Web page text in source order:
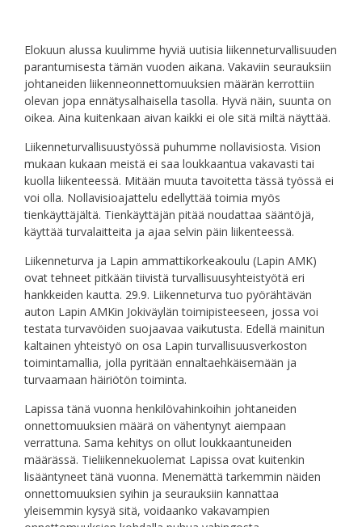
Elokuun alussa kuulimme hyviä uutisia liikenneturvallisuuden
parantumisesta tämän vuoden aikana. Vakaviin seurauksiin
johtaneiden liikenneonnettomuuksien määrän kerrottiin
olevan jopa ennätysalhaisella tasolla. Hyvä näin, suunta on
oikea. Aina kuitenkaan aivan kaikki ei ole sitä miltä näyttää.
Liikenneturvallisuustyössä puhumme nollavisiosta. Vision
mukaan kukaan meistä ei saa loukkaantua vakavasti tai
kuolla liikenteessä. Mitään muuta tavoitetta tässä työssä ei
voi olla. Nollavisioajattelu edellyttää toimia myös
tienkäyttäjältä. Tienkäyttäjän pitää noudattaa sääntöjä,
käyttää turvalaitteita ja ajaa selvin päin liikenteessä.
Liikenneturva ja Lapin ammattikorkeakoulu (Lapin AMK)
ovat tehneet pitkään tiivistä turvallisuusyhteistyötä eri
hankkeiden kautta. 29.9. Liikenneturva tuo pyörähtävän
auton Lapin AMKin Jokiväylän toimipisteeseen, jossa voi
testata turvavöiden suojaavaa vaikutusta. Edellä mainitun
kaltainen yhteistyö on osa Lapin turvallisuusverkoston
toimintamallia, jolla pyritään ennaltaehkäisemään ja
turvaamaan häiriötön toiminta.
Lapissa tänä vuonna henkilövahinkoihin johtaneiden
onnettomuuksien määrä on vähentynyt aiempaan
verrattuna. Sama kehitys on ollut loukkaantuneiden
määrässä. Tieliikennekuolemat Lapissa ovat kuitenkin
lisääntyneet tänä vuonna. Menemättä tarkemmin näiden
onnettomuuksien syihin ja seurauksiin kannattaa
yleisemmin kysyä sitä, voidaanko vakavampien